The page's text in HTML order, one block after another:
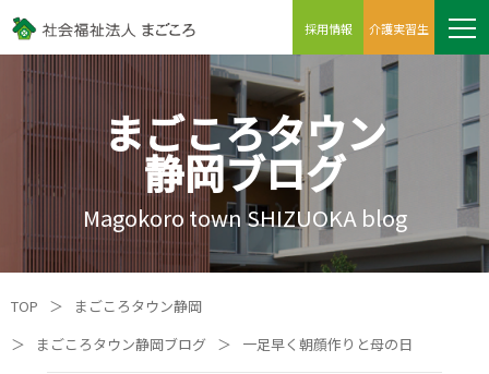
採用情報 介護実習生
まごころタウン
静岡ブログ
Magokoro town SHIZUOKA blog
TOP ＞
まごころタウン静岡
＞
まごころタウン静岡ブログ ＞ 一足早く朝顔作りと母の日